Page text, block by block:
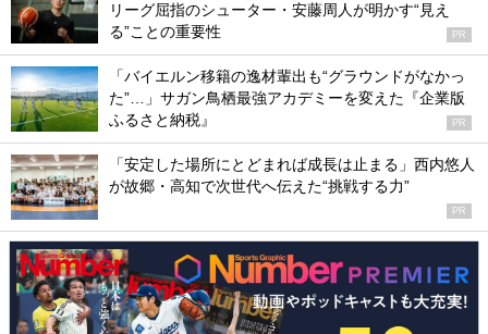
リーグ屈指のシューター・安藤周人が明かす“見え
る”ことの重要性
PR
「バイエルン移籍の逸材輩出も“グラウンドがなかっ
た”…」サガン鳥栖最強アカデミーを変えた『企業版
ふるさと納税』
PR
「安定した場所にとどまれば成長は止まる」西内悠人
が故郷・高知で次世代へ伝えた“挑戦する力”
PR